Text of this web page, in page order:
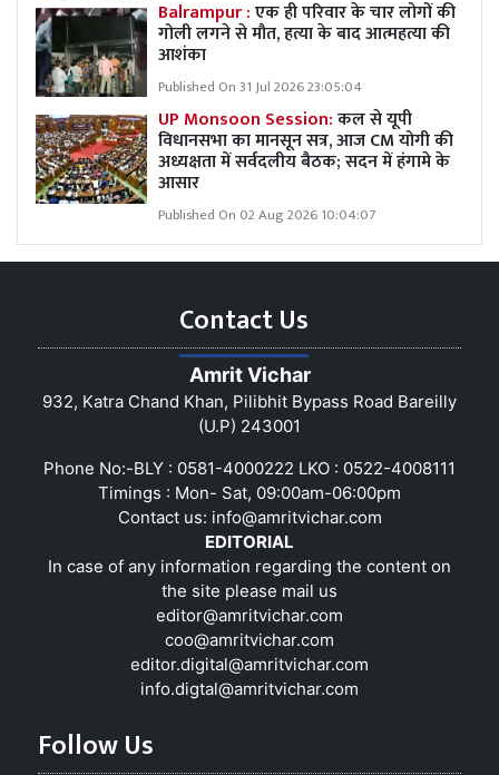
Balrampur :एक ही परिवार के चार लोगों की
गोली लगने से मौत, हत्या के बाद आत्महत्या की
आशंका
Published On 31 Jul 2026 23:05:04
UP Monsoon Session:कल से यूपी
विधानसभा का मानसून सत्र, आज CM योगी की
अध्यक्षता में सर्वदलीय बैठक; सदन में हंगामे के
आसार
Published On 02 Aug 2026 10:04:07
Contact Us
Amrit Vichar
932, Katra Chand Khan, Pilibhit Bypass Road Bareilly
(U.P) 243001
Phone No:-BLY : 0581-4000222 LKO : 0522-4008111
Timings : Mon- Sat, 09:00am-06:00pm
Contact us: info@amritvichar.com
EDITORIAL
In case of any information regarding the content on
the site please mail us
editor@amritvichar.com
coo@amritvichar.com
editor.digital@amritvichar.com
info.digtal@amritvichar.com
Follow Us